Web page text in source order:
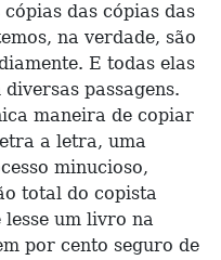
das cópias das
na verdade, são
E todas elas
passagens.
maneira de copiar
a letra, uma
minucioso,
total do copista
lesse um livro na
por cento seguro de